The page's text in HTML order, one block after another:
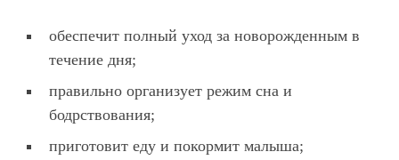
обеспечит полный уход за новорожденным в
течение дня;
правильно организует режим сна и
бодрствования;
приготовит еду и покормит малыша;